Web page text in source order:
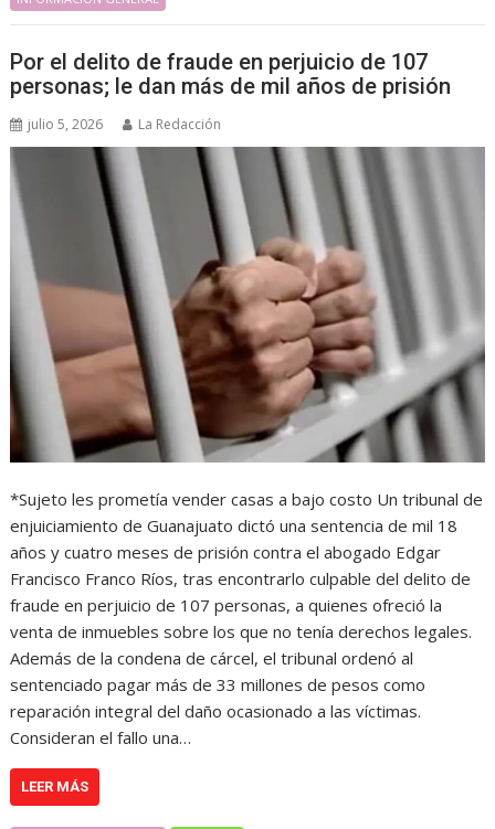
Por el delito de fraude en perjuicio de 107
personas; le dan más de mil años de prisión
julio 5, 2026 La Redacción
*Sujeto les prometía vender casas a bajo costo Un tribunal de
enjuiciamiento de Guanajuato dictó una sentencia de mil 18
años y cuatro meses de prisión contra el abogado Edgar
Francisco Franco Ríos, tras encontrarlo culpable del delito de
fraude en perjuicio de 107 personas, a quienes ofreció la
venta de inmuebles sobre los que no tenía derechos legales.
Además de la condena de cárcel, el tribunal ordenó al
sentenciado pagar más de 33 millones de pesos como
reparación integral del daño ocasionado a las víctimas.
Consideran el fallo una…
LEER MÁS